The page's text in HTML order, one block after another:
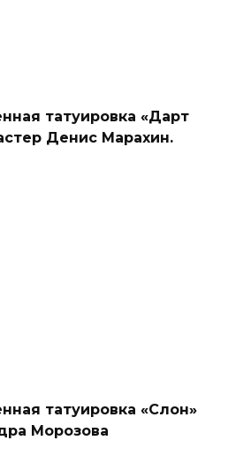
татуировка «Дарт
Денис Марахин.
татуировка «Слон»
Морозова